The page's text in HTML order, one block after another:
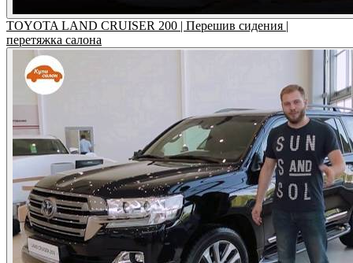
TOYOTA LAND CRUISER 200 | Перешив сидения |
перетяжка салона